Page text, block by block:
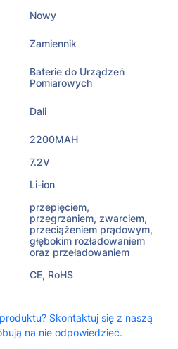
Nowy
Zamiennik
Baterie do Urządzeń
Pomiarowych
Dali
2200MAH
7.2V
Li-ion
przepięciem,
przegrzaniem, zwarciem,
przeciążeniem prądowym,
głębokim rozładowaniem
oraz przeładowaniem
CE, RoHS
Skontaktuj się z naszą
na nie odpowiedzieć.